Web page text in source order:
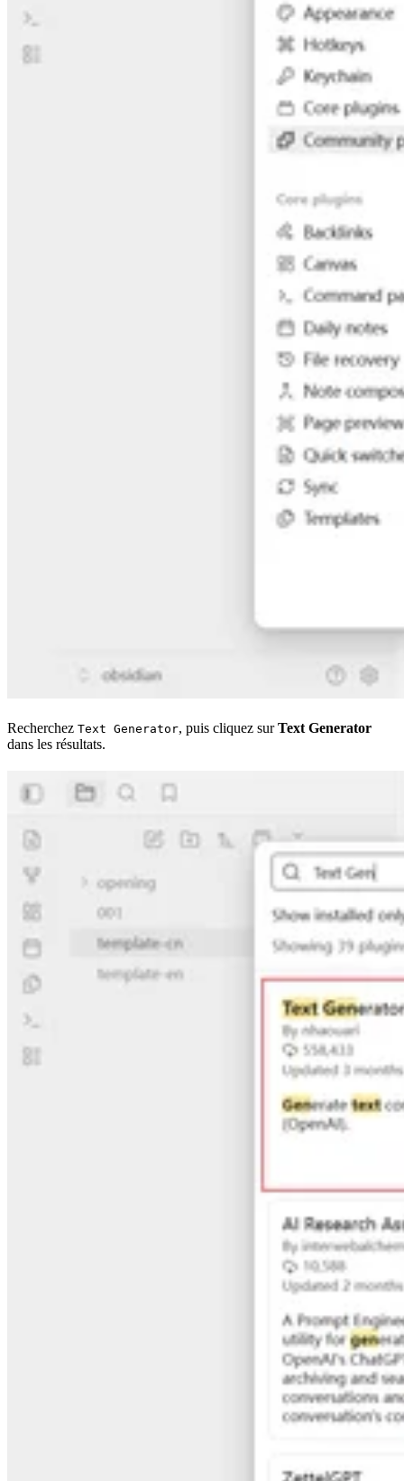
Recherchez Text Generator, puis cliquez surText Generator
dans les résultats.